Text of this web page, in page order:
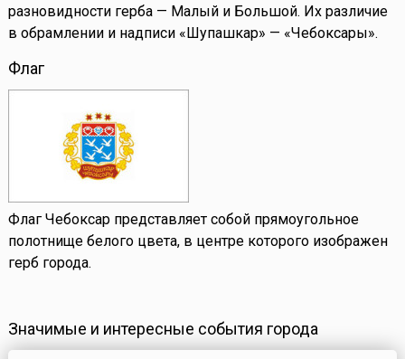
разновидности герба — Малый и Большой. Их различие
в обрамлении и надписи «Шупашкар» — «Чебоксары».
Флаг
Флаг Чебоксар представляет собой прямоугольное
полотнище белого цвета, в центре которого изображен
герб города.
Значимые и интересные события города